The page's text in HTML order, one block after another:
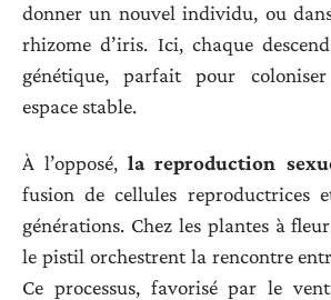
donner un nouvel individu, ou
rhizome d’iris. Ici, chaque
génétique, parfait pour
espace stable.
À l’opposé,la reproduction
fusion de cellules reproductrices
générations. Chez les plantes à
le pistil orchestrent la rencontre
Ce processus, favorisé par le